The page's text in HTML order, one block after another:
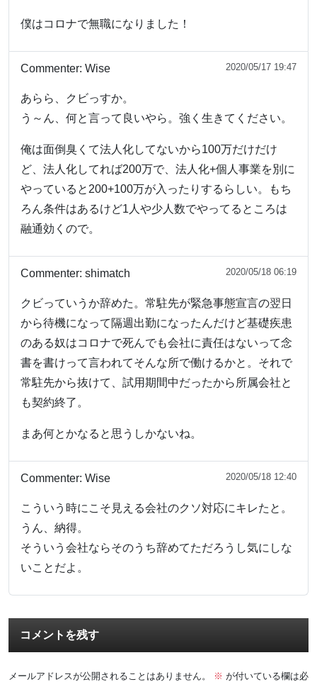
僕はコロナで無職になりました！
Commenter: Wise 2020/05/17 19:47
あらら、クビっすか。
う～ん、何と言って良いやら。強く生きてください。
俺は面倒臭くて法人化してないから100万だけだけ
ど、法人化してれば200万で、法人化+個人事業を別に
やっていると200+100万が入ったりするらしい。もち
ろん条件はあるけど1人や少人数でやってるところは
融通効くので。
Commenter: shimatch 2020/05/18 06:19
クビっていうか辞めた。常駐先が緊急事態宣言の翌日
から待機になって隔週出勤になったんだけど基礎疾患
のある奴はコロナで死んでも会社に責任はないって念
書を書けって言われてそんな所で働けるかと。それで
常駐先から抜けて、試用期間中だったから所属会社と
も契約終了。
まあ何とかなると思うしかないね。
Commenter: Wise 2020/05/18 12:40
こういう時にこそ見える会社のクソ対応にキレたと。
うん、納得。
そういう会社ならそのうち辞めてただろうし気にしな
いことだよ。
コメントを残す
メールアドレスが公開されることはありません。 ※ が付いている欄は必